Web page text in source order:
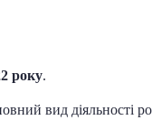
року.
вид діяльності